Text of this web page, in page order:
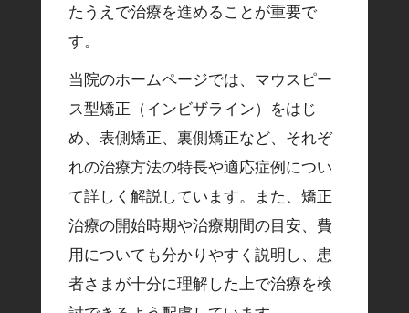
たうえで治療を進めることが重要で
す。
当院のホームページでは、マウスピー
ス型矯正（インビザライン）をはじ
め、表側矯正、裏側矯正など、それぞ
れの治療方法の特長や適応症例につい
て詳しく解説しています。また、矯正
治療の開始時期や治療期間の目安、費
用についても分かりやすく説明し、患
者さまが十分に理解した上で治療を検